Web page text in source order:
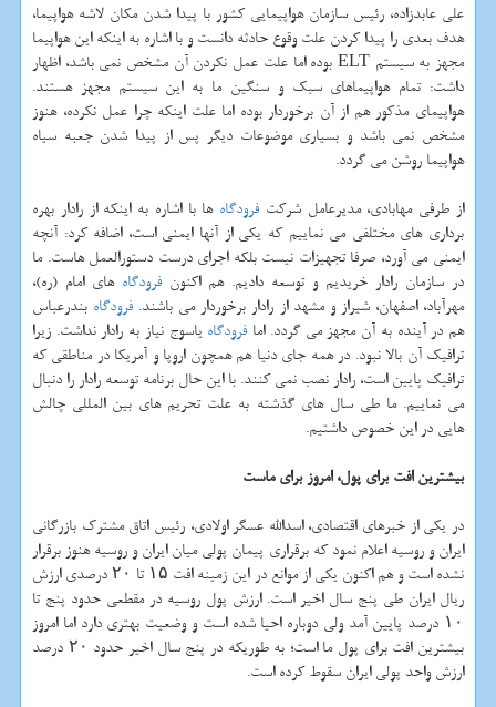
علی عابدزاده، رئیس سازمان هواپیمایی كشور با پیدا شدن مكان لاشه هواپیما،
هدف بعدی را پیدا كردن علت وقوع حادثه دانست و با اشاره به اینكه این هواپیما
مجهز به سیستم ELT بوده اما علت عمل نكردن آن مشخص نمی باشد، اظهار
داشت: تمام هواپیماهای سبك و سنگین ما به این سیستم مجهز هستند.
هواپیمای مذكور هم از آن برخوردار بوده اما علت اینكه چرا عمل نكرده، هنوز
مشخص نمی باشد و بسیاری موضوعات دیگر پس از پیدا شدن جعبه سیاه
هواپیما روشن می گردد.
از طرفی مهابادی، مدیرعامل شركت فرودگاه ها با اشاره به اینكه از رادار بهره
برداری های مختلفی می نماییم كه یكی از آنها ایمنی است، اضافه كرد: آنچه
ایمنی می آورد، صرفا تجهیزات نیست بلكه اجرای درست دستورالعمل هاست. ما
در سازمان رادار خریدیم و توسعه دادیم. هم اكنون فرودگاه های امام (ره)،
مهرآباد، اصفهان، شیراز و مشهد از رادار برخوردار می باشند. فرودگاه بندرعباس
هم در آینده به آن مجهز می گردد. اما فرودگاه یاسوج نیاز به رادار نداشت. زیرا
ترافیك آن بالا نبود. در همه جای دنیا هم همچون اروپا و آمریكا در مناطقی كه
ترافیك پایین است، رادار نصب نمی كنند. با این حال برنامه توسعه رادار را دنبال
می نماییم. ما طی سال های گذشته به علت تحریم های بین المللی چالش
هایی در این خصوص داشتیم.
بیشترین افت برای پول، امروز برای ماست
در یكی از خبرهای اقتصادی، اسدالله عسگر اولادی، رئیس اتاق مشترك بازرگانی
ایران و روسیه اعلام نمود كه برقراری پیمان پولی میان ایران و روسیه هنوز برقرار
نشده است و هم اكنون یكی از موانع در این زمینه افت ۱۵ تا ۲۰ درصدی ارزش
ریال ایران طی پنج سال اخیر است. ارزش پول روسیه در مقطعی حدود پنج تا
۱۰ درصد پایین آمد ولی دوباره احیا شده است و وضعیت بهتری دارد اما امروز
بیشترین افت برای پول ما است؛ به طوریكه در پنج سال اخیر حدود ۲۰ درصد
ارزش واحد پولی ایران سقوط كرده است.